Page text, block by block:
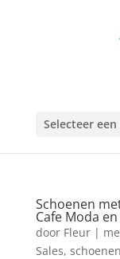
Selecteer
Schoenen
Cafe Moda
door Fleur|
Sales, schoenen